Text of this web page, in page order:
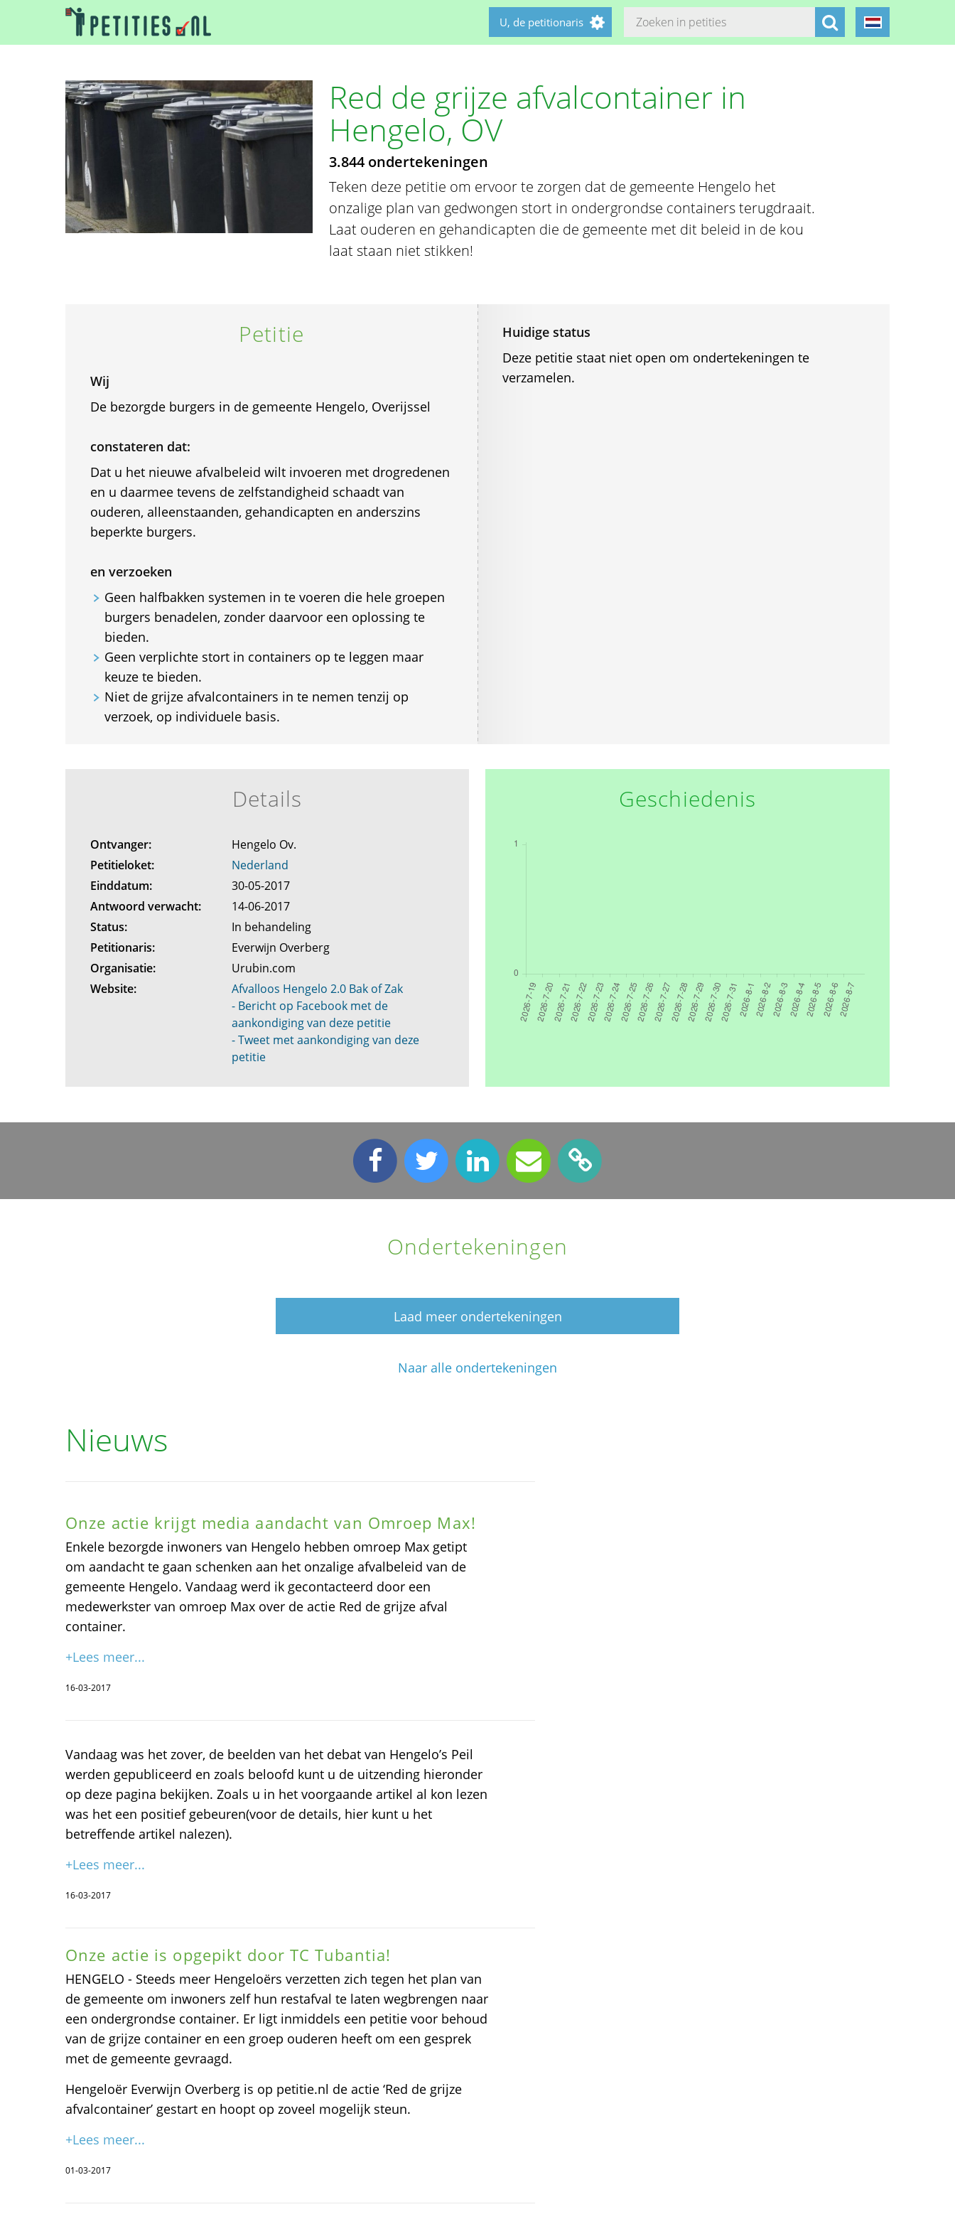
U, de petitionaris
Red de grijze afvalcontainer in
Hengelo, OV
3.844 ondertekeningen
Teken deze petitie om ervoor te zorgen dat de gemeente Hengelo het
onzalige plan van gedwongen stort in ondergrondse containers terugdraait.
Laat ouderen en gehandicapten die de gemeente met dit beleid in de kou
laat staan niet stikken!
Petitie
Wij
De bezorgde burgers in de gemeente Hengelo, Overijssel
constateren dat:
Dat u het nieuwe afvalbeleid wilt invoeren met drogredenen
en u daarmee tevens de zelfstandigheid schaadt van
ouderen, alleenstaanden, gehandicapten en anderszins
beperkte burgers.
en verzoeken
Geen halfbakken systemen in te voeren die hele groepen
burgers benadelen, zonder daarvoor een oplossing te
bieden.
Geen verplichte stort in containers op te leggen maar
keuze te bieden.
Niet de grijze afvalcontainers in te nemen tenzij op
verzoek, op individuele basis.
Huidige status
Deze petitie staat niet open om ondertekeningen te
verzamelen.
Details
Ontvanger:
Hengelo Ov.
Petitieloket:
Nederland
Einddatum:
30-05-2017
Antwoord verwacht:
14-06-2017
Status:
In behandeling
Petitionaris:
Everwijn Overberg
Organisatie:
Urubin.com
Website:
Afvalloos Hengelo 2.0 Bak of Zak
- Bericht op Facebook met de
aankondiging van deze petitie
- Tweet met aankondiging van deze
petitie
Geschiedenis
Ondertekeningen
Laad meer ondertekeningen
Naar alle ondertekeningen
Nieuws
Onze actie krijgt media aandacht van Omroep Max!
Enkele bezorgde inwoners van Hengelo hebben omroep Max getipt
om aandacht te gaan schenken aan het onzalige afvalbeleid van de
gemeente Hengelo. Vandaag werd ik gecontacteerd door een
medewerkster van omroep Max over de actie Red de grijze afval
container.
+Lees meer...
16-03-2017
Vandaag was het zover, de beelden van het debat van Hengelo’s Peil
werden gepubliceerd en zoals beloofd kunt u de uitzending hieronder
op deze pagina bekijken. Zoals u in het voorgaande artikel al kon lezen
was het een positief gebeuren(voor de details, hier kunt u het
betreffende artikel nalezen).
+Lees meer...
16-03-2017
Onze actie is opgepikt door TC Tubantia!
HENGELO - Steeds meer Hengeloërs verzetten zich tegen het plan van
de gemeente om inwoners zelf hun restafval te laten wegbrengen naar
een ondergrondse container. Er ligt inmiddels een petitie voor behoud
van de grijze container en een groep ouderen heeft om een gesprek
met de gemeente gevraagd.
Hengeloër Everwijn Overberg is op petitie.nl de actie ‘Red de grijze
afvalcontainer’ gestart en hoopt op zoveel mogelijk steun.
+Lees meer...
01-03-2017